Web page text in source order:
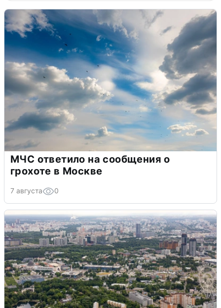
МЧС ответило на сообщения о
грохоте в Москве
7 августа 0